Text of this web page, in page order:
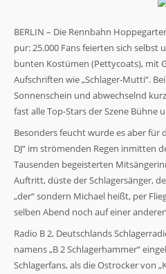
BERLIN – Die Rennbahn
pur: 25.000 Fans feierten sich selbst
bunten Kostümen (Pettycoats), mit
Aufschriften wie „Schlager-Mutti“.
Sonnenschein und abwechselnd
fast alle Top-Stars der Szene Bühne
Besonders feucht wurde es aber für
DJ“ im strömenden Regen inmitten
Tausenden begeisterten
Auftritt, düste der Schlagersänger,
„der“ sondern Michael heißt, per
selben Abend noch auf einer
Radio B 2, Deutschlands
namens „B 2 Schlagerhammer“
Schlagerfans, als die Ostrocker von